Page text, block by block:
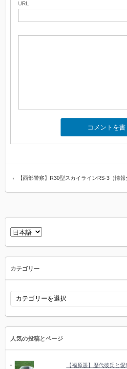
URL
【西部警察】R30型スカイラインRS-3（情報
言
語
カテゴリー
カ
ゴ
リ
人気の投稿とページ
【福原遥】歴代彼氏と